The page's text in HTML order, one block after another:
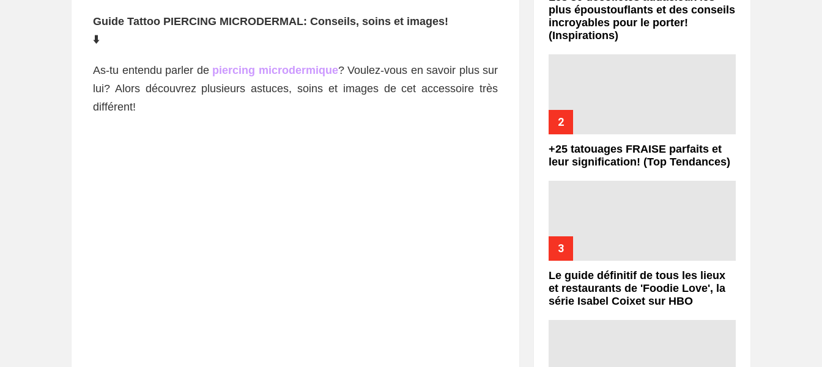
Guide Tattoo PIERCING MICRODERMAL: Conseils, soins et images!
⬇️
As-tu entendu parler de piercing microdermique? Voulez-vous en savoir plus sur
lui? Alors découvrez plusieurs astuces, soins et images de cet accessoire très
différent!
plus époustouflants et des conseils
incroyables pour le porter!
(Inspirations)
+25 tatouages ​​FRAISE parfaits et
leur signification! (Top Tendances)
Le guide définitif de tous les lieux
et restaurants de 'Foodie Love', la
série Isabel Coixet sur HBO